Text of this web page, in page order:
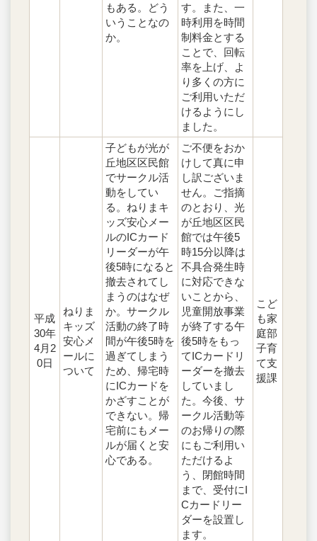
もある。どう
いうことなの
か。
す。また、一
時利用を時間
制料金とする
ことで、回転
率を上げ、よ
り多くの方に
ご利用いただ
けるようにし
ました。
平成
30年
4月2
0日
ねりま
キッズ
安心メ
ールに
ついて
子どもが光が
丘地区区民館
でサークル活
動をしてい
る。ねりまキ
ッズ安心メー
ルのICカード
リーダーが午
後5時になると
撤去されてし
まうのはなぜ
か。サークル
活動の終了時
間が午後5時を
過ぎてしまう
ため、帰宅時
にICカードを
かざすことが
できない。帰
宅前にもメー
ルが届くと安
心である。
ご不便をおか
けして真に申
し訳ございま
せん。ご指摘
のとおり、光
が丘地区区民
館では午後5
時15分以降は
不具合発生時
に対応できな
いことから、
児童開放事業
が終了する午
後5時をもっ
てICカードリ
ーダーを撤去
していまし
た。今後、サ
ークル活動等
のお帰りの際
にもご利用い
ただけるよ
う、閉館時間
まで、受付にI
Cカードリー
ダーを設置し
ます。
こど
も家
庭部
子育
て支
援課